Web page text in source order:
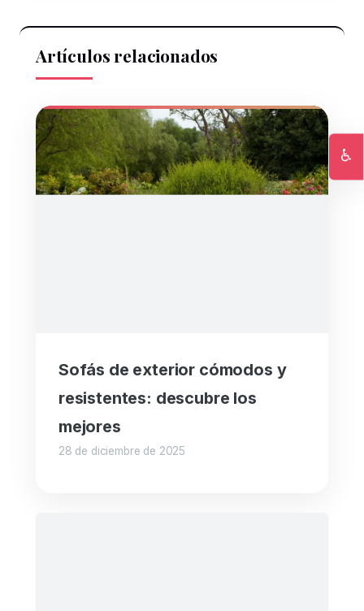
Artículos relacionados
Sofás de exterior cómodos y
resistentes: descubre los
mejores
28 de diciembre de 2025
♿